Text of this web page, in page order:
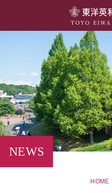
学部・学科
キャンパスライフ
留学・国際交流
キャリア・就職
NEWS
HOME